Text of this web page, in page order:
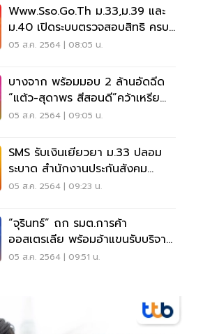
Www.sso.go.th ม.33,ม.39 และ
ม.40 เปิดระบบตรวจสอบสิทธิ ครบ
จบที่นี่
05 ส.ค. 2564 | 08:05 น.
บางจาก พร้อมมอบ 2 ล้านอัดฉีด
“แต้ว-สุดาพร สีสอนดี”คว้าเหรียญ
ทองแดงโอลิมปิก
05 ส.ค. 2564 | 09:05 น.
SMS รับเงินเยียวยา ม.33 ปลอม
ระบาด สำนักงานประกันสังคม
เตือนระวังมิจฉาชีพ
05 ส.ค. 2564 | 09:23 น.
“จุรินทร์” ถก รมต.การค้า
ออสเตรเลีย พร้อมอ้าแขนรับบริจาค
“แอสตร้าเซนเนก้า”
05 ส.ค. 2564 | 09:51 น.